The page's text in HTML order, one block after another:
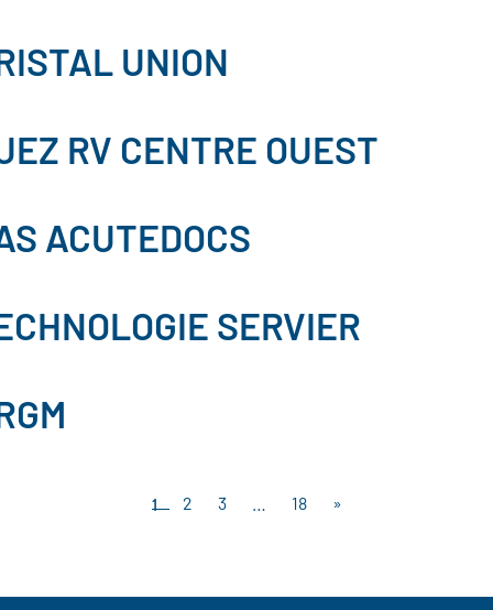
UNION
RV CENTRE OUEST
ACUTEDOCS
SERVIER
1 2 3 … 18 »